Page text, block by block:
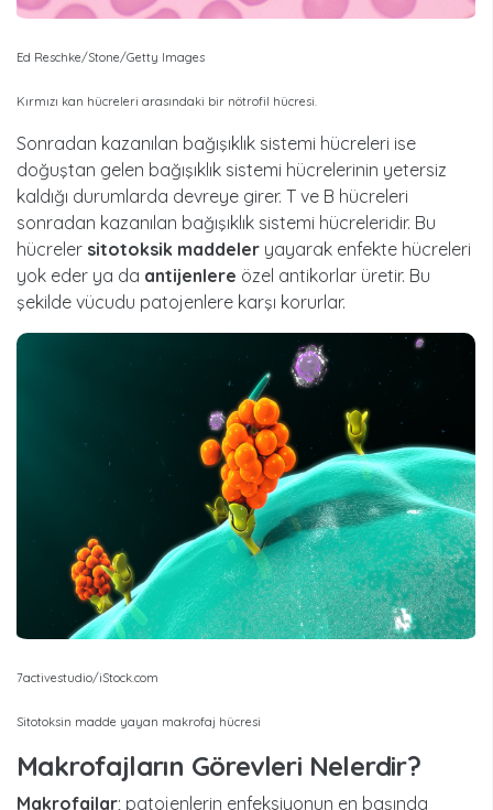
Ed Reschke/Stone/Getty Images
Kırmızı kan hücreleri arasındaki bir nötrofil hücresi.
Sonradan kazanılan bağışıklık sistemi hücreleri ise
doğuştan gelen bağışıklık sistemi hücrelerinin yetersiz
kaldığı durumlarda devreye girer. T ve B hücreleri
sonradan kazanılan bağışıklık sistemi hücreleridir. Bu
hücreler sitotoksik maddeler yayarak enfekte hücreleri
yok eder ya da antijenlere özel antikorlar üretir. Bu
şekilde vücudu patojenlere karşı korurlar.
7activestudio/iStock.com
Sitotoksin madde yayan makrofaj hücresi
Makrofajların Görevleri Nelerdir?
Makrofajlar; patojenlerin enfeksiyonun en başında